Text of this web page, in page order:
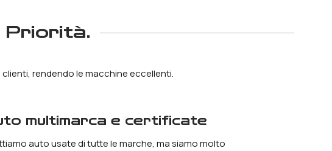
Priorità.
rendendo le macchine eccellenti.
multimarca e certificate
auto usate di tutte le marche, ma siamo molto